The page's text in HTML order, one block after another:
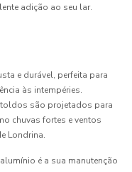
adição ao seu lar.
e durável, perfeita para
às intempéries.
são projetados para
chuvas fortes e ventos
Londrina.
é a sua manutenção